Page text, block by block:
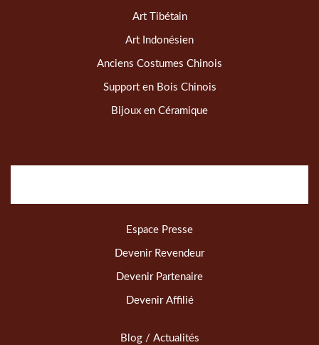
Art Tibétain
Art Indonésien
Anciens Costumes Chinois
Support en Bois Chinois
Bijoux en Céramique
Espace Presse
Devenir Revendeur
Devenir Partenaire
Devenir Affilié
Blog / Actualités